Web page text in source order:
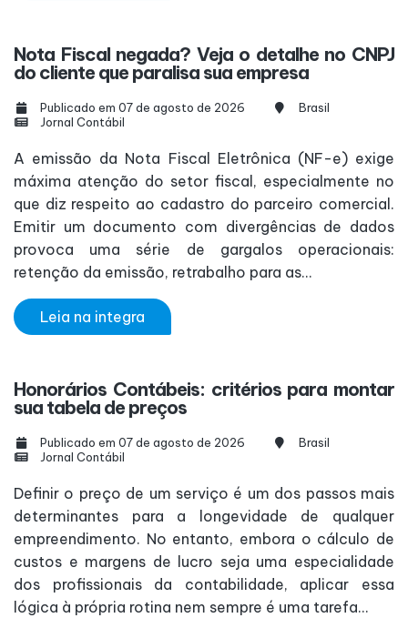
Nota Fiscal negada? Veja o detalhe no CNPJ
do cliente que paralisa sua empresa
Publicado em 07 de agosto de 2026
Brasil
Jornal Contábil
A emissão da Nota Fiscal Eletrônica (NF-e) exige
máxima atenção do setor fiscal, especialmente no
que diz respeito ao cadastro do parceiro comercial.
Emitir um documento com divergências de dados
provoca uma série de gargalos operacionais:
retenção da emissão, retrabalho para as...
Leia na integra
Honorários Contábeis: critérios para montar
sua tabela de preços
Publicado em 07 de agosto de 2026
Brasil
Jornal Contábil
Definir o preço de um serviço é um dos passos mais
determinantes para a longevidade de qualquer
empreendimento. No entanto, embora o cálculo de
custos e margens de lucro seja uma especialidade
dos profissionais da contabilidade, aplicar essa
lógica à própria rotina nem sempre é uma tarefa...